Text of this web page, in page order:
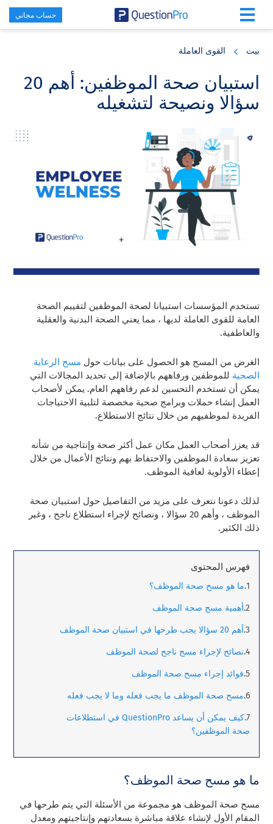
content
sidebar
حساب مجاني
بيت القوى العاملة
استبيان صحة الموظفين: أهم 20
سؤالا ونصيحة لتشغيله
تستخدم المؤسسات استبيانا لصحة الموظفين لتقييم الصحة
العامة للقوى العاملة لديها ، مما يعني الصحة البدنية والعقلية
والعاطفية.
الغرض من المسح هو الحصول على بيانات حول مسح الرعاية
الصحية للموظفين ورفاههم بالإضافة إلى تحديد المجالات التي
يمكن أن تستخدم التحسين لدعم رفاههم العام. يمكن لأصحاب
العمل إنشاء حملات وبرامج صحية مخصصة لتلبية الاحتياجات
الفريدة لموظفيهم من خلال نتائج الاستطلاع.
قد يعزز أصحاب العمل مكان عمل أكثر صحة وإنتاجية من شأنه
تعزيز سعادة الموظفين والاحتفاظ بهم ونتائج الأعمال من خلال
إعطاء الأولوية لعافية الموظف.
لذلك دعونا نتعرف على مزيد من التفاصيل حول استبيان صحة
الموظف ، وأهم 20 سؤالا ، ونصائح لإجراء استطلاع ناجح ، وغير
ذلك الكثير.
فهرس المحتوى
ما هو مسح صحة الموظف؟
أهمية مسح صحة الموظف
أهم 20 سؤالا يجب طرحها في استبيان صحة الموظف
نصائح لإجراء مسح ناجح لصحة الموظف
فوائد إجراء مسح صحة الموظف
مسح صحة الموظف ما يجب فعله وما لا يجب فعله
كيف يمكن أن يساعد QuestionPro في استطلاعات
صحة الموظفين؟
ما هو مسح صحة الموظف؟
مسح صحة الموظف هو مجموعة من الأسئلة التي يتم طرحها في
المقام الأول لإنشاء علاقة مباشرة بسعادتهم وإنتاجيتهم ومعدل